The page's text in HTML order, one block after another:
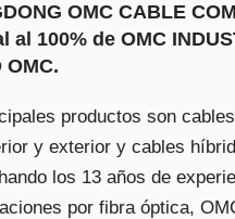
OMC CABLE
al 100% de OMC
OMC.
productos son
y exterior y cables
los 13 años de
por fibra óptica,